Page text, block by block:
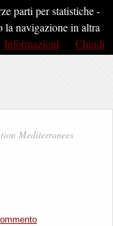
Mediterranees
parti per statistiche -
la navigazione in altra
Informazioni Chiudi